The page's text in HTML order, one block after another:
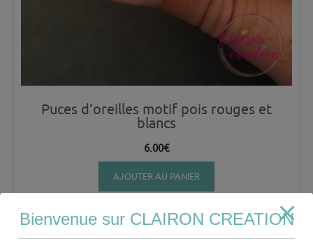
Puces d’oreilles motif pois rouges et
blancs
6.00€
AJOUTER AU PANIER
Bienvenue sur CLAIRON CREATION